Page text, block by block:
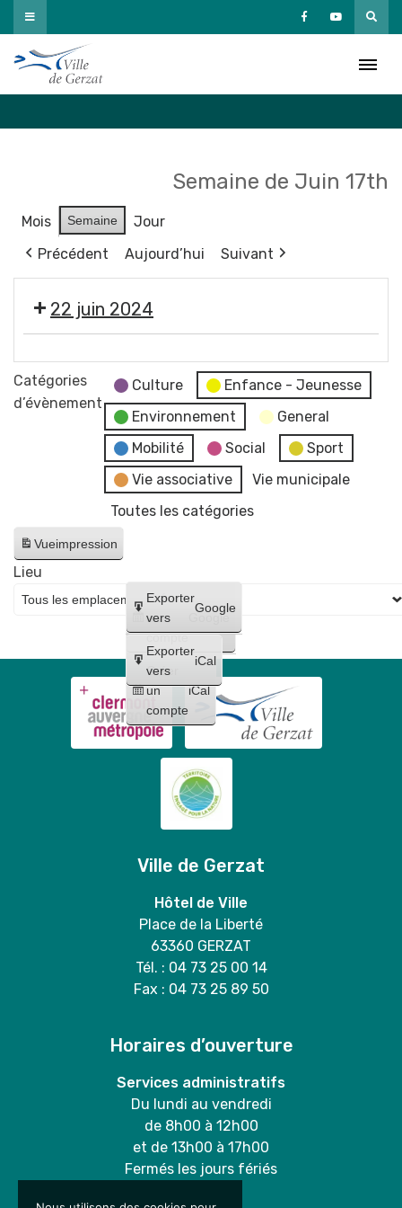
Passer
au
contenu
Semaine de Juin 17th
Mois Semaine
Jour
Précédent
Aujourd’hui Suivant
22 juin 2024
🎶
Gala
Catégories
d’évènement
Culture
Enfance - Jeunesse
Environnement
General
Mobilité
Social
Sport
Vie associative
Vie municipale
Toutes les catégories
Vueimpression
Créer
un
compte
Google
Créer
un
compte
iCal
Exporter
vers
Google
Exporter
vers
iCal
Lieu
Ville de Gerzat
Hôtel de Ville
Place de la Liberté
63360 GERZAT
Tél. : 04 73 25 00 14
Fax : 04 73 25 89 50
Horaires d’ouverture
Services administratifs
Du lundi au vendredi
de 8h00 à 12h00
et de 13h00 à 17h00
Fermés les jours fériés